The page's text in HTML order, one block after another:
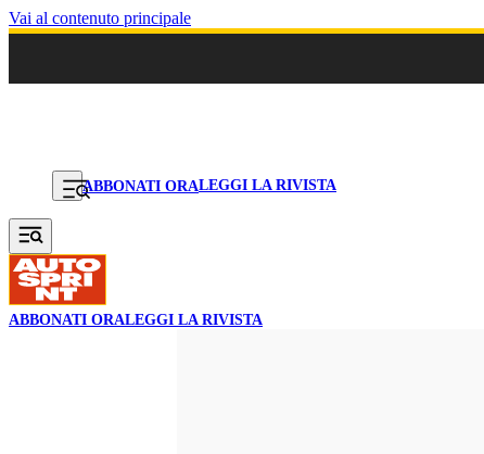
Vai al contenuto principale
ABBONATI ORALEGGI LA RIVISTA
ABBONATI ORALEGGI LA RIVISTA